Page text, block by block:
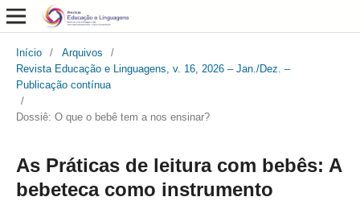
Início / Arquivos
/
Revista Educação e Linguagens, v. 16, 2026 – Jan./Dez. –
Publicação contínua
/
Dossiê: O que o bebê tem a nos ensinar?
As Práticas de leitura com bebês: A
bebeteca como instrumento